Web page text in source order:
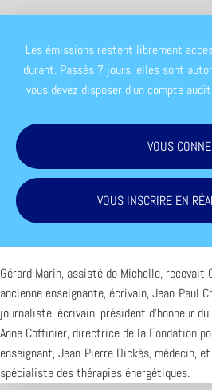
Les émissions restent librement
durant. Passés 7 jours, elles sont
vous devez disposer d'un compte
VOUS
VOUS INSCRIRE EN
Gérard Marin, assisté de Michelle, recevait
ancienne enseignante, écrivain, Jean-Paul
journaliste, écrivain, président d’honneur
Anne Coffinier, directrice de la Fondation
enseignant, Jean-Pierre Dickès, médecin,
spécialiste des thérapies énergétiques.